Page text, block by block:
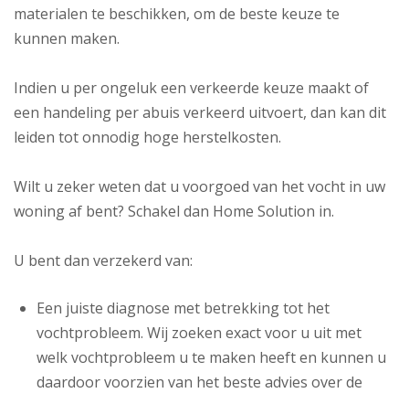
materialen te beschikken, om de beste keuze te
kunnen maken.
Indien u per ongeluk een verkeerde keuze maakt of
een handeling per abuis verkeerd uitvoert, dan kan dit
leiden tot onnodig hoge herstelkosten.
Wilt u zeker weten dat u voorgoed van het vocht in uw
woning af bent? Schakel dan Home Solution in.
U bent dan verzekerd van:
Een juiste diagnose met betrekking tot het
vochtprobleem. Wij zoeken exact voor u uit met
welk vochtprobleem u te maken heeft en kunnen u
daardoor voorzien van het beste advies over de